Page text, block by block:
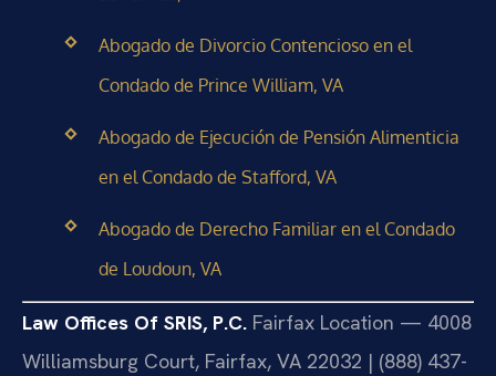
Abogado de Divorcio Contencioso en el
Condado de Prince William, VA
Abogado de Ejecución de Pensión Alimenticia
en el Condado de Stafford, VA
Abogado de Derecho Familiar en el Condado
de Loudoun, VA
Law Offices Of SRIS, P.C. Fairfax Location — 4008
Williamsburg Court, Fairfax, VA 22032 | (888) 437-